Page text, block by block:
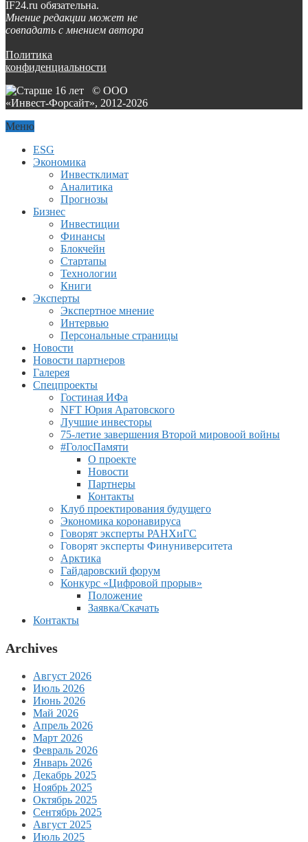
IF24.ru обязательна.
Мнение редакции может не
совпадать с мнением автора
Политика
конфиденциальности
© ООО
«Инвест-Форсайт», 2012-2026
Меню
ESG
Экономика
Инвестклимат
Аналитика
Прогнозы
Бизнес
Инвестиции
Финансы
Блокчейн
Стартапы
Технологии
Книги
Эксперты
Экспертное мнение
Интервью
Персональные страницы
Новости
Новости партнеров
Галерея
Спецпроекты
Гостиная ИФа
NFT Юрия Аратовского
Лучшие инвесторы
75-летие завершения Второй мировоой войны
#ГолосПамяти
О проекте
Новости
Партнеры
Контакты
Клуб проектирования будущего
Экономика коронавируса
Говорят эксперты РАНХиГС
Говорят эксперты Финуниверситета
Арктика
Гайдаровский форум
Конкурс «Цифровой прорыв»
Положение
Заявка/Скачать
Контакты
Archives
Август 2026
Июль 2026
Июнь 2026
Май 2026
Апрель 2026
Март 2026
Февраль 2026
Январь 2026
Декабрь 2025
Ноябрь 2025
Октябрь 2025
Сентябрь 2025
Август 2025
Июль 2025